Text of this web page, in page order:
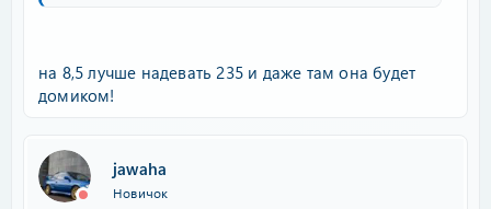
на 8,5 лучше надевать 235 и даже там она будет
домиком!
jawaha
Новичок